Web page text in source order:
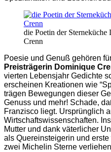
die Poetin der Sterneküche
Crenn
Poesie und Genuß gehören
Preisträgerin Dominique
vierten Lebensjahr Gedichte
erscheinen Kreationen wie
trägen Bewegungen dieser
Genuss und mehr! Schade,
Franzisco liegt. Ursprünglich
Wirtschaftswissenschaften.
Mutter und dank väterlicher
als Quereinsteigerin und
zwei Michelin Sterne